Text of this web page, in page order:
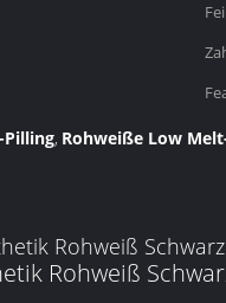
Pilling, Rohweiße Low
Rohweiß
Rohweiß